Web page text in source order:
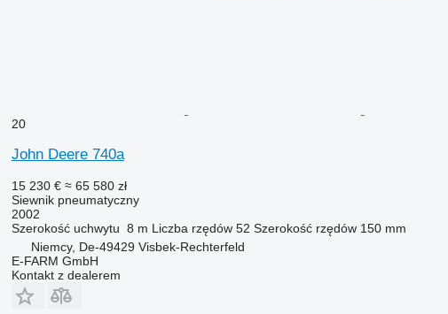
20
John Deere 740a
15 230 € ≈ 65 580 zł
Siewnik pneumatyczny
2002
Szerokość uchwytu 8 m Liczba rzędów 52 Szerokość rzędów 150 mm
Niemcy, De-49429 Visbek-Rechterfeld
E-FARM GmbH
Kontakt z dealerem